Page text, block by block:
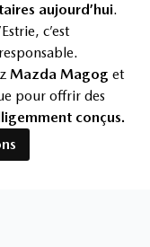
aujourd’hui.
c’est
Mazda Magog et
pour offrir des
conçus.